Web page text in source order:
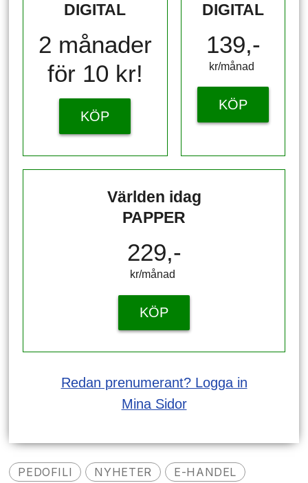
DIGITAL
2 månader
för 10 kr!
KÖP
DIGITAL
139,-
kr/månad ​​​​​​
KÖP
Världen idag
PAPPER
229,-
kr/månad ​​​​​​
KÖP
Redan prenumerant? Logga in
Mina Sidor
PEDOFILI NYHETER
E-HANDEL